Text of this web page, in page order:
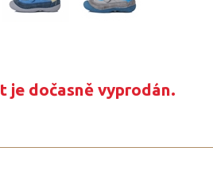
je dočasně vyprodán.